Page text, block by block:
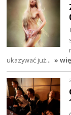
ukazywać już… »